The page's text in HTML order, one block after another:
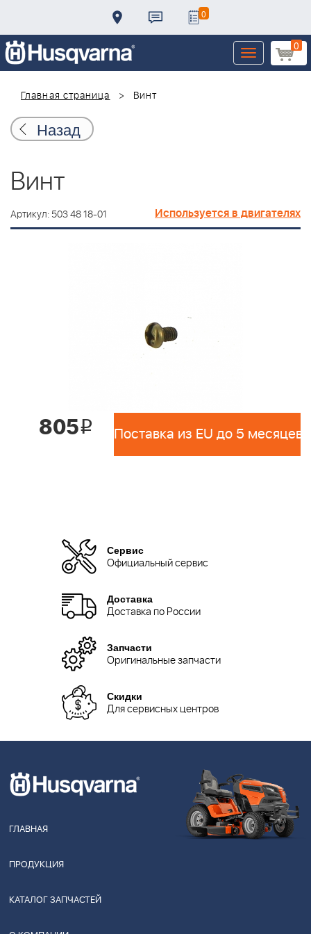
0
0
Toggle
navigation
Главная страница
Винт
Назад
Винт
Артикул: 503 48 18-01 Используется в двигателях
805i Поставка из EU до 5 месяцев
Сервис
Официальный сервис
Доставка
Доставка по России
Запчасти
Оригинальные запчасти
Скидки
Для сервисных центров
ГЛАВНАЯ
ПРОДУКЦИЯ
КАТАЛОГ ЗАПЧАСТЕЙ